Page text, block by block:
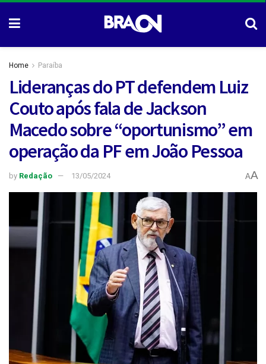
Home Paraíba
Lideranças do PT defendem Luiz
Couto após fala de Jackson
Macedo sobre “oportunismo” em
operação da PF em João Pessoa
by Redação 13/05/2024 AA